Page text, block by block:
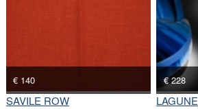
€ 140
SAVILE ROW
€ 228
LAGUNE